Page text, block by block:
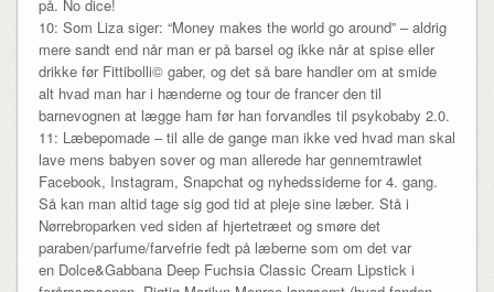
på. No dice!
10: Som Liza siger: “Money makes the world go around” – aldrig
mere sandt end når man er på barsel og ikke når at spise eller
drikke før Fittibolli© gaber, og det så bare handler om at smide
alt hvad man har i hænderne og tour de francer den til
barnevognen at lægge ham før han forvandles til psykobaby 2.0.
11: Læbepomade – til alle de gange man ikke ved hvad man skal
lave mens babyen sover og man allerede har gennemtrawlet
Facebook, Instagram, Snapchat og nyhedssiderne for 4. gang.
Så kan man altid tage sig god tid at pleje sine læber. Stå i
Nørrebroparken ved siden af hjertetræet og smøre det
paraben/parfume/farvefrie fedt på læberne som om det var
en Dolce&Gabbana Deep Fuchsia Classic Cream Lipstick i